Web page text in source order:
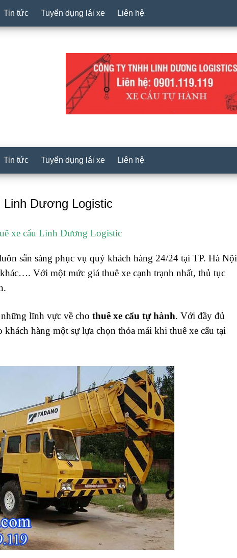
Tin tức Tuyển dụng lái xe Liên hệ
Tin tức Tuyển dụng lái xe Liên hệ
Linh Dương Logistic
xe cẩu Linh Dương Logistic
sẵn sàng phục vụ quý khách hàng 24/24 tại TP. Hà Nội
Với một mức giá thuê xe cạnh trạnh nhất, thủ tục
lĩnh vực về cho thuê xe cẩu tự hành. Với đầy đủ
hàng một sự lựa chọn thỏa mái khi thuê xe cẩu tại